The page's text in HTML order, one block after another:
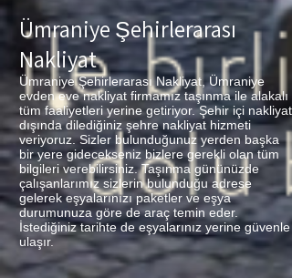
Ümraniye Şehirlerarası
Nakliyat
Ümraniye Şehirlerarası Nakliyat, Ümraniye
evden eve nakliyat firmamız taşınma ile alakalı
tüm faaliyetleri yerine getiriyor. Şehir içi nakliyat
dışında dilediğiniz şehre nakliyat hizmeti
veriyoruz. Sizler bulunduğunuz yerden başka
bir yere gidecekseniz bizlere gerekli olan tüm
bilgileri verebilirsiniz. Taşınma gününüzde
çalışanlarımız sizlerin bulunduğu adrese
gelerek eşyalarınızı paketler ve eşya
durumunuza göre de araç temin eder.
İstediğiniz tarihte de eşyalarınız yerine güvenle
ulaşır.